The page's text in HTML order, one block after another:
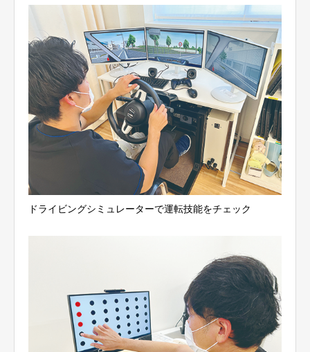
ドライビングシミュレーターで運転技能をチェック